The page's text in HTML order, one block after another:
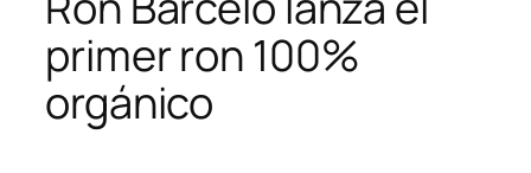
primer ron 100%
orgánico